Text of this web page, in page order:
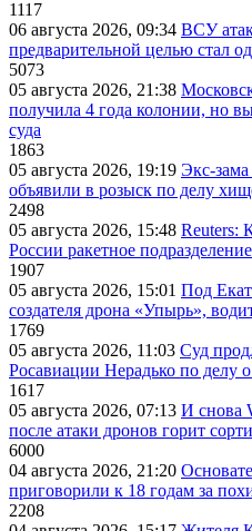
1117
06 августа 2026, 09:34 ВСУ
предварительной целью стал
5073
05 августа 2026, 21:38
получила 4 года колонии, но
суда
1863
05 августа 2026, 19:19 Экс-
объявили в розыск по делу
2498
05 августа 2026, 15:48 Reuters:
России ракетное
1907
05 августа 2026, 15:01 Под
создателя дрона «Упырь»,
1769
05 августа 2026, 11:03 Суд
Росавиации Нерадько по делу
1617
05 августа 2026, 07:13 И снова
после атаки дронов горит
6000
04 августа 2026, 21:20
приговорили к 18 годам за
2208